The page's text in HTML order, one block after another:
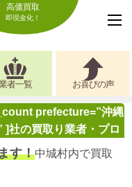
高価買取
即現金化！
者一覧 お喜びの声
prefecture=”沖縄
]社の買取り業者・プロ
す！中城村内で買取